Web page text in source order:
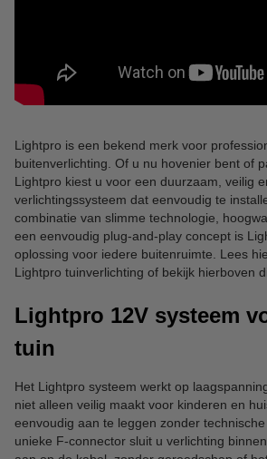
Lightpro is een bekend merk voor
buitenverlichting. Of u nu hovenier bent of
Lightpro kiest u voor een duurzaam, veilig
verlichtingssysteem dat eenvoudig te
combinatie van slimme technologie,
een eenvoudig plug-and-play concept is
oplossing voor iedere buitenruimte. Lees
Lightpro tuinverlichting of bekijk hierboven
Lightpro 12V systeem
tuin
Het Lightpro systeem werkt op
niet alleen veilig maakt voor kinderen en
eenvoudig aan te leggen zonder
unieke F-connector sluit u verlichting